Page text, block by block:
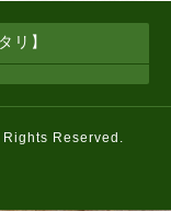
リ】
Rights Reserved.